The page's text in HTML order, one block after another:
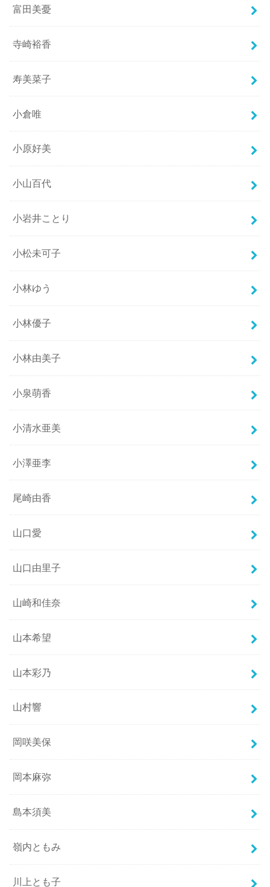
富田美憂
寺崎裕香
寿美菜子
小倉唯
小原好美
小山百代
小岩井ことり
小松未可子
小林ゆう
小林優子
小林由美子
小泉萌香
小清水亜美
小澤亜李
尾崎由香
山口愛
山口由里子
山崎和佳奈
山本希望
山本彩乃
山村響
岡咲美保
岡本麻弥
島本須美
嶺内ともみ
川上とも子